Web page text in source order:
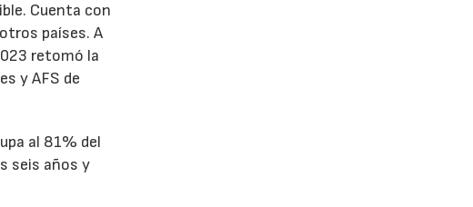
Cuenta con
países. A
retomó la
y AFS de
al 81% del
seis años y